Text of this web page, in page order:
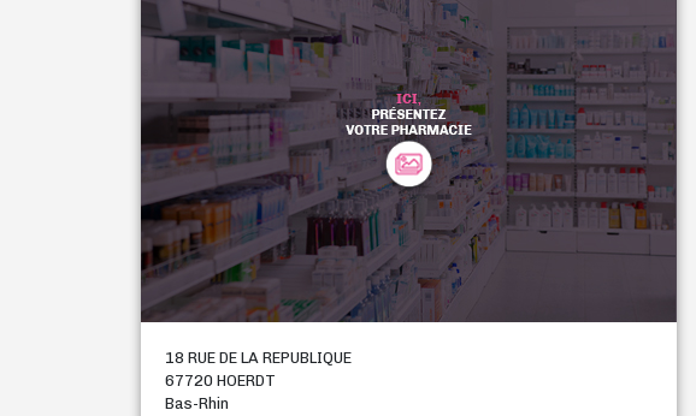
18 RUE DE LA REPUBLIQUE
67720 HOERDT
Bas-Rhin